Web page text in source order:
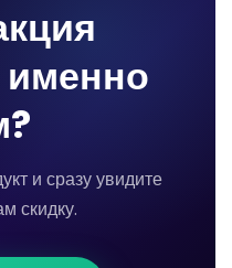
именно
и сразу увидите
скидку.